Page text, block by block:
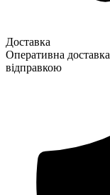
Доставка
Оперативна
відправкою